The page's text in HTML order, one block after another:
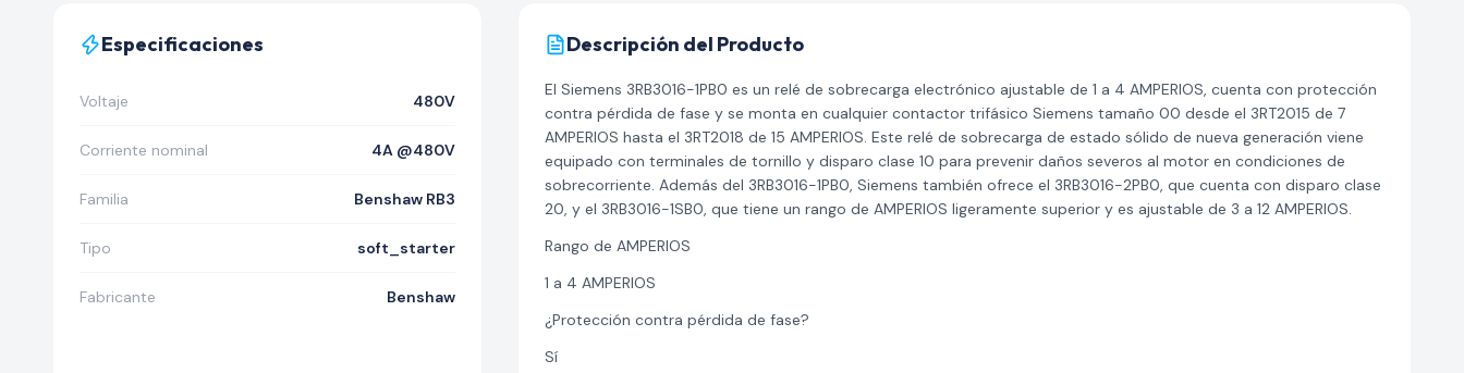
Especificaciones
Voltaje 480V
Corriente nominal 4A @480V
Familia Benshaw RB3
Tipo soft_starter
Fabricante Benshaw
Descripción del Producto
El Siemens 3RB3016-1PB0 es un relé de sobrecarga electrónico ajustable de 1 a 4 AMPERIOS, cuenta con protección
contra pérdida de fase y se monta en cualquier contactor trifásico Siemens tamaño 00 desde el 3RT2015 de 7
AMPERIOS hasta el 3RT2018 de 15 AMPERIOS. Este relé de sobrecarga de estado sólido de nueva generación viene
equipado con terminales de tornillo y disparo clase 10 para prevenir daños severos al motor en condiciones de
sobrecorriente. Además del 3RB3016-1PB0, Siemens también ofrece el 3RB3016-2PB0, que cuenta con disparo clase
20, y el 3RB3016-1SB0, que tiene un rango de AMPERIOS ligeramente superior y es ajustable de 3 a 12 AMPERIOS.
Rango de AMPERIOS
1 a 4 AMPERIOS
¿Protección contra pérdida de fase?
Sí